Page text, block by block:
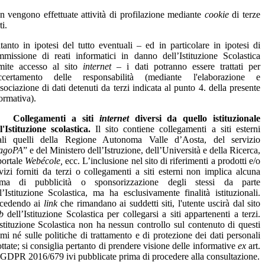
vengono effettuate attività di profilazione mediante cookiedi terze
in ipotesi del tutto eventuali – ed in particolare in ipotesi di
di reati informatici in danno dell’Istituzione Scolastica
accesso al sito internet– i dati potranno essere trattati per
delle responsabilità (mediante l'elaborazione e
di dati detenuti da terzi indicata al punto 4. della presente
Collegamenti a siti internetdiversi da quello istituzionale
scolastica.Il sito contiene collegamenti a siti esterni
quelli della Regione Autonoma Valle d’Aosta, del servizio
” e del Ministero dell’Istruzione, dell’Università e della Ricerca,
Webécole, ecc. L’inclusione nel sito di riferimenti a prodotti e/o
forniti da terzi o collegamenti a siti esterni non implica alcuna
di pubblicità o sponsorizzazione degli stessi da parte
Scolastica, ma ha esclusivamente finalità istituzionali.
ai linkche rimandano ai suddetti siti, l'utente uscirà dal sito
dell’Istituzione Scolastica per collegarsi a siti appartenenti a terzi.
Scolastica non ha nessun controllo sul contenuto di questi
né sulle politiche di trattamento e di protezione dei dati personali
si consiglia pertanto di prendere visione delle informative exart.
2016/679 ivi pubblicate prima di procedere alla consultazione.